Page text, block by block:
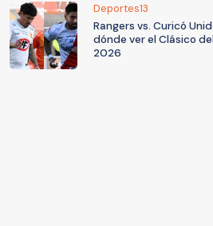
Deportes13
Rangers vs. Curicó
dónde ver el Clásico
2026